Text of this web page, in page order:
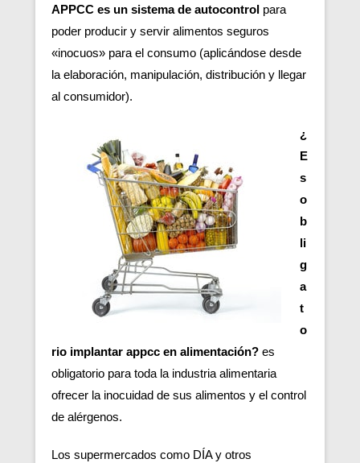
APPCC es un sistema de autocontrol para
poder producir y servir alimentos seguros
«inocuos» para el consumo (aplicándose desde
la elaboración, manipulación, distribución y llegar
al consumidor).
¿
E
s
o
b
li
g
a
t
o
rio implantar appcc en alimentación? es
obligatorio para toda la industria alimentaria
ofrecer la inocuidad de sus alimentos y el control
de alérgenos.
Los supermercados como DÍA y otros